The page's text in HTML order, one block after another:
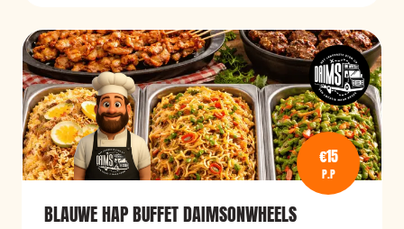
€15
P.P
BLAUWE HAP BUFFET DAIMSONWHEELS